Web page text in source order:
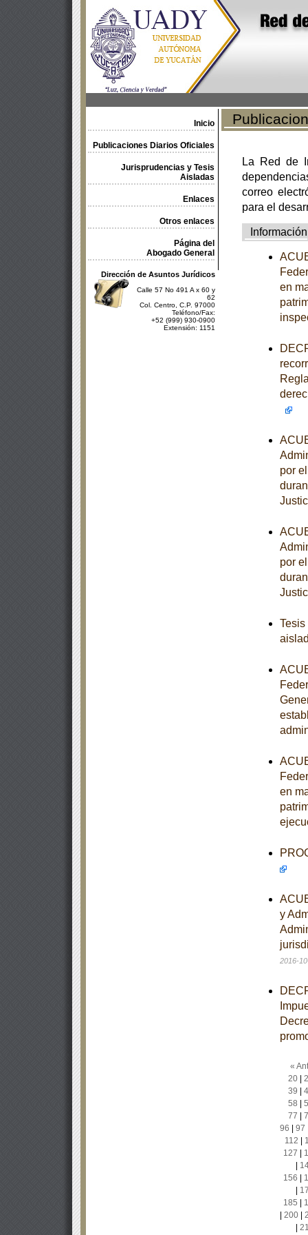
Inicio
Publicaciones Diarios Oficiales
Jurisprudencias y Tesis
Aisladas
Enlaces
Otros enlaces
Página del
Abogado General
Dirección de Asuntos Jurídicos
Calle 57 No 491 A x 60 y
62
Col. Centro, C.P. 97000
Teléfono/Fax:
+52 (999) 930-0900
Extensión: 1151
La Red de
correo
para el
Información
en
por
por
en
y
2016-
«
20|
39
58
77
96
97
112
127
156
185
200|